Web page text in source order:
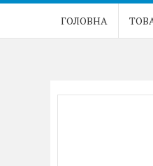
ГОЛОВНА